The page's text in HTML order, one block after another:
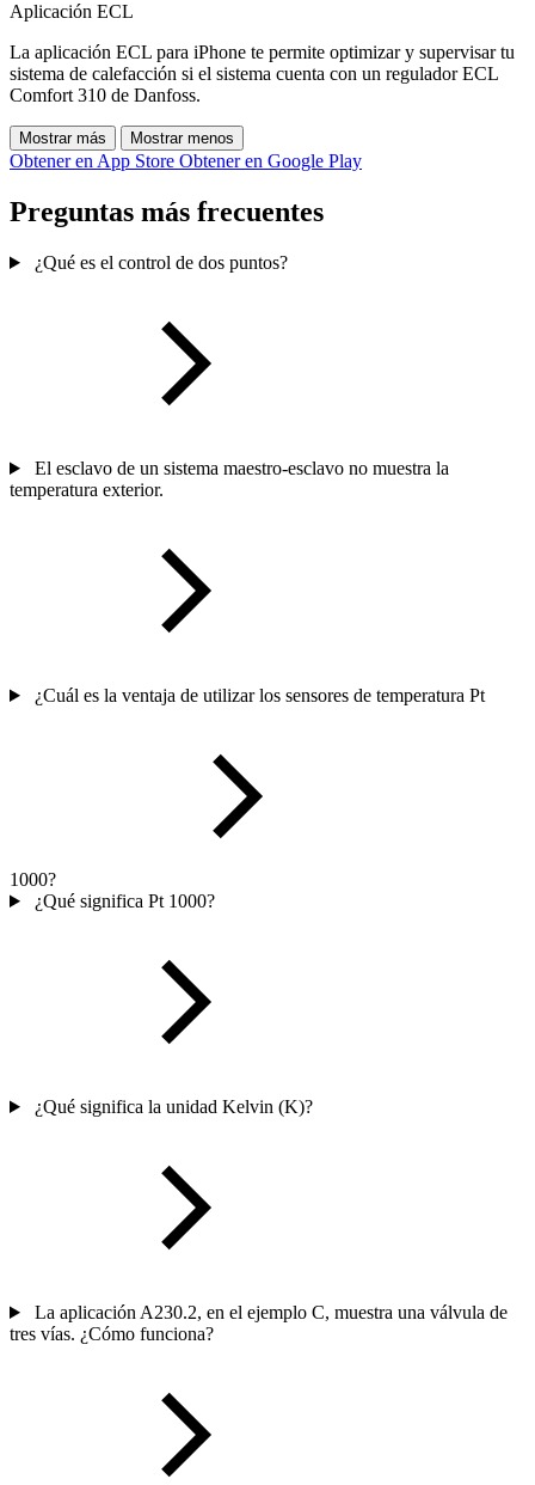
Aplicación ECL
La aplicación ECL para iPhone te permite optimizar y supervisar tu
sistema de calefacción si el sistema cuenta con un regulador ECL
Comfort 310 de Danfoss.
Mostrar más Mostrar menos
Obtener en App Store Obtener en Google Play
Preguntas más frecuentes
¿Qué es el control de dos puntos?
El esclavo de un sistema maestro-esclavo no muestra la
temperatura exterior.
¿Cuál es la ventaja de utilizar los sensores de temperatura Pt
1000?
¿Qué significa Pt 1000?
¿Qué significa la unidad Kelvin (K)?
La aplicación A230.2, en el ejemplo C, muestra una válvula de
tres vías. ¿Cómo funciona?